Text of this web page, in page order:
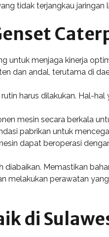
tidak terjangkau jaringan
untuk menjaga kinerja
dan andal, terutama di
harus dilakukan. Hal-hal
mesin secara berkala
pabrikan untuk
dapat beroperasi
Memastikan
melakukan perawatan
di